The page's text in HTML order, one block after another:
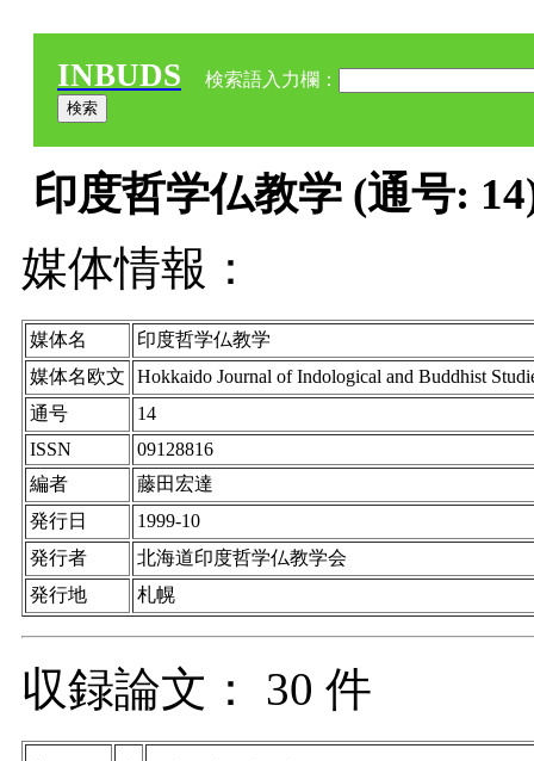
INBUDS 検索語入力欄：
印度哲学仏教学 (通号:
媒体情報：
媒体名
印度哲学仏教学
媒体名欧文
Hokkaido Journal of Indological and Buddhist
通号
14
ISSN
09128816
編者
藤田宏達
発行日
1999-10
発行者
北海道印度哲学仏教学会
発行地
札幌
収録論文： 30 件